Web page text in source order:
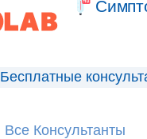
Бесплатные
Все Консультанты